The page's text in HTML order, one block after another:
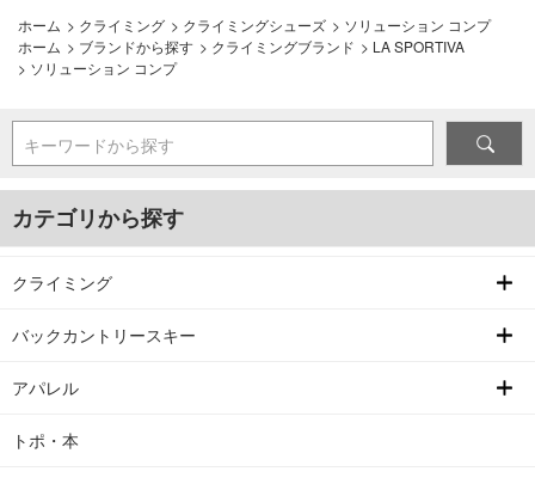
ホーム > クライミング > クライミングシューズ > ソリューション コンプ
ホーム > ブランドから探す > クライミングブランド > LA SPORTIVA
> ソリューション コンプ
キーワードから探す
カテゴリから探す
クライミング
バックカントリースキー
アパレル
トポ・本